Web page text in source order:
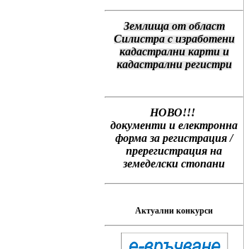
Землища от област
Силистра с изработени
кадастрални карти и
кадастрални регистри
НОВО!!!
документи и електронна
форма за регистрация /
пререгистрация на
земеделски стопани
Актуални конкурси